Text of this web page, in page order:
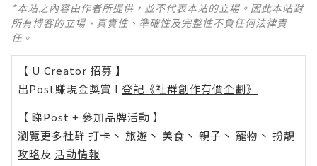
*本站之內容由作者所提供，並不代表本站的立場。因此本站對
所有博客的立場、真實性、準確性及完整性不負任何法律責
任。
【 U Creator 招募 】
出Post賺現金獎賞 l 登記《社群創作有價企劃》
【 睇Post + 參加品牌活動 】
瀏覽更多社群 打卡 丶 旅遊 丶 美食 丶 親子 丶 寵物 丶 扮靚
攻略及 活動情報